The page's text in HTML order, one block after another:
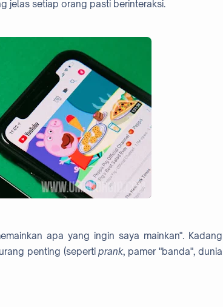
jelas setiap orang pasti berinteraksi.
apa yang ingin saya mainkan". Kadang
penting (sepertiprank, pamer "banda", dunia